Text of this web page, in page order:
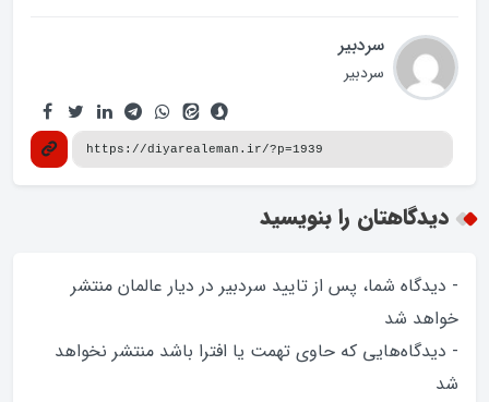
سردبیر
سردبیر
دیدگاهتان را بنویسید
- دیدگاه شما، پس از تایید سردبیر در دیار عالمان منتشر
خواهد‌ شد
- دیدگاه‌هایی که حاوی تهمت یا افترا باشد منتشر نخواهد‌
شد